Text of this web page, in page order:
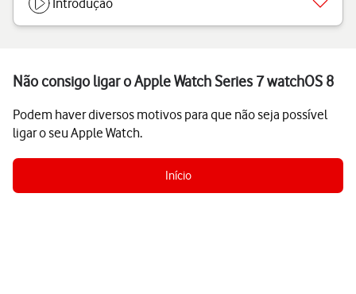
Introdução
Não consigo ligar o Apple Watch Series 7 watchOS 8
Podem haver diversos motivos para que não seja possível
ligar o seu Apple Watch.
Início